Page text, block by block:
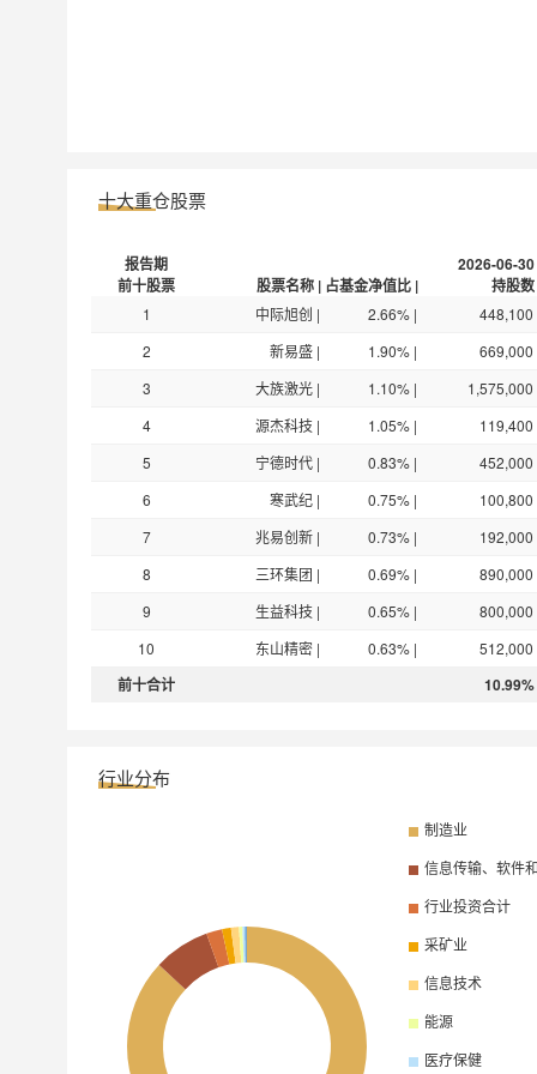
十大重仓股票
报告期
前十股票
2026-06-30
股票名称 | 占基金净值比 | 持股数
1 中际旭创 | 2.66% |
448,100
2
新易盛 | 1.90% |
669,000
3
大族激光 | 1.10% |
1,575,000
4
源杰科技 | 1.05% |
119,400
5
宁德时代 | 0.83% |
452,000
6
寒武纪 | 0.75% |
100,800
7
兆易创新 | 0.73% |
192,000
8
三环集团 | 0.69% |
890,000
9
生益科技 | 0.65% |
800,000
10
东山精密 | 0.63% | 512,000
前十合计 10.99%
行业分布